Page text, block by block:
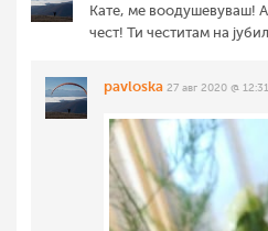
Кате, ме воодушевуваш!
чест! Ти честитам на
pavloska 27 авг 2020 @ 12:31